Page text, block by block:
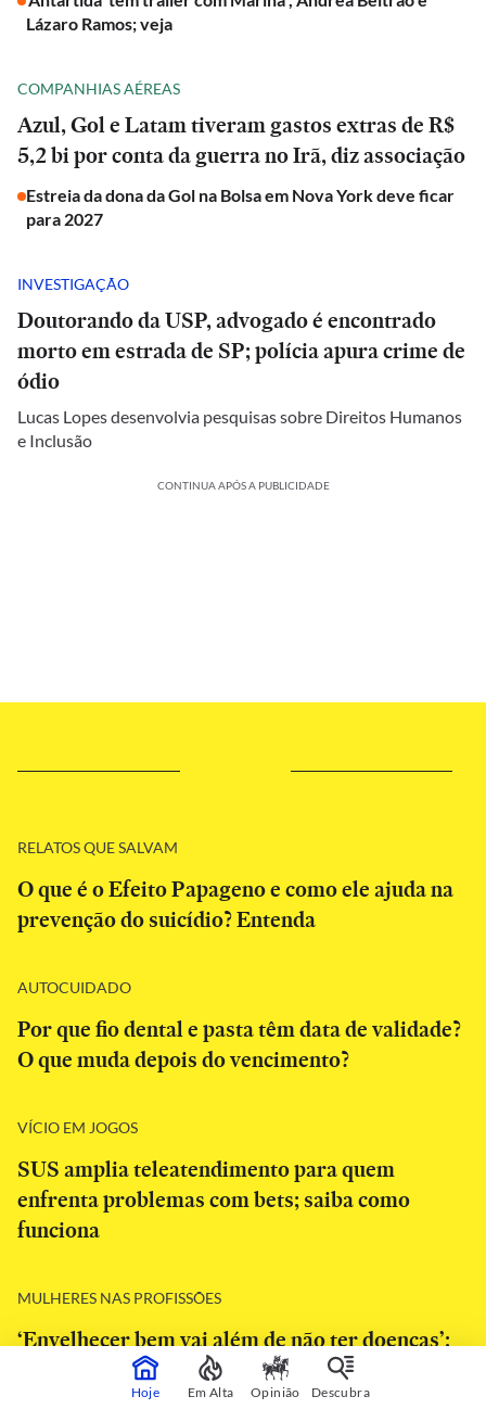
Lázaro Ramos; veja
COMPANHIAS AÉREAS
Azul, Gol e Latam tiveram gastos extras de R$
5,2 bi por conta da guerra no Irã, diz associação
Estreia da dona da Gol na Bolsa em Nova York deve ficar
para 2027
INVESTIGAÇÃO
Doutorando da USP, advogado é encontrado
morto em estrada de SP; polícia apura crime de
ódio
Lucas Lopes desenvolvia pesquisas sobre Direitos Humanos
e Inclusão
CONTINUA APÓS A PUBLICIDADE
RELATOS QUE SALVAM
O que é o Efeito Papageno e como ele ajuda na
prevenção do suicídio? Entenda
AUTOCUIDADO
Por que fio dental e pasta têm data de validade?
O que muda depois do vencimento?
VÍCIO EM JOGOS
SUS amplia teleatendimento para quem
enfrenta problemas com bets; saiba como
funciona
MULHERES NAS PROFISSÕES
‘Envelhecer bem vai além de não ter doenças’:
especialistas listam 4 pilares para ter velhice
Hoje Em Alta Opinião Descubra